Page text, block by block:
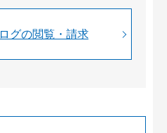
グの閲覧・請求